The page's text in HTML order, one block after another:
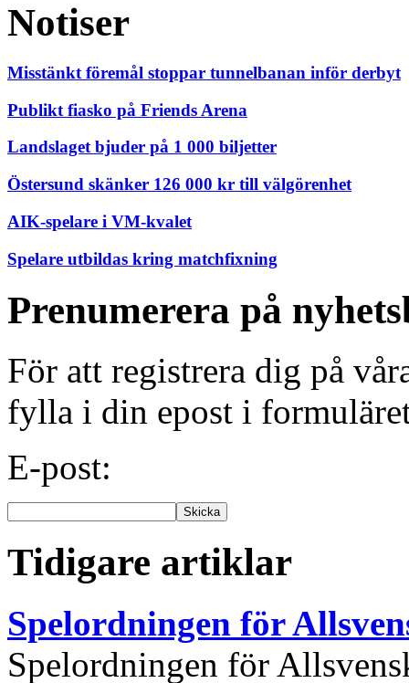
Notiser
Misstänkt föremål stoppar tunnelbanan inför derbyt
Publikt fiasko på Friends Arena
Landslaget bjuder på 1 000 biljetter
Östersund skänker 126 000 kr till välgörenhet
AIK-spelare i VM-kvalet
Spelare utbildas kring matchfixning
Prenumerera på
För att registrera dig på
fylla i din epost i
E-post:
Tidigare artiklar
Spelordningen för
Spelordningen för